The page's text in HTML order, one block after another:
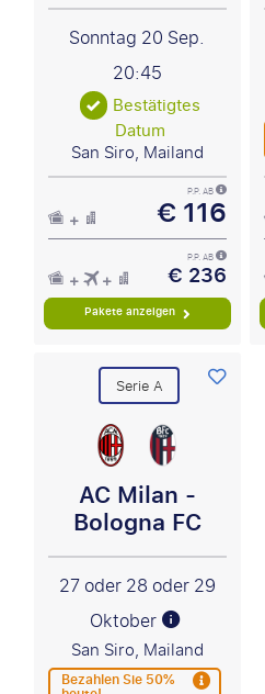
Sonntag 20 Sep.
20:45
Bestätigtes
Datum
San Siro, Mailand
P.P. AB
€ 116
P.P. AB
€ 236
Pakete anzeigen
Serie A
AC Milan -
Bologna FC
27 oder 28 oder 29
Oktober
San Siro, Mailand
Bezahlen Sie 50%